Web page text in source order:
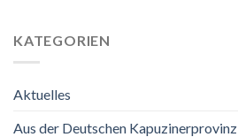
Ausstellung
KATEGORIEN
Aktuelles
Aus der Deutschen Kapuzinerprovinz